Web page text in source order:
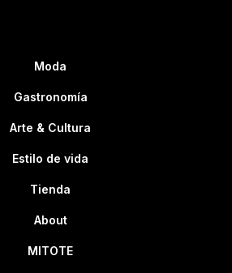
Moda
Gastronomía
Arte & Cultura
Estilo de vida
Tienda
About
MITOTE